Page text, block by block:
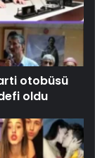
otobüsü
oldu